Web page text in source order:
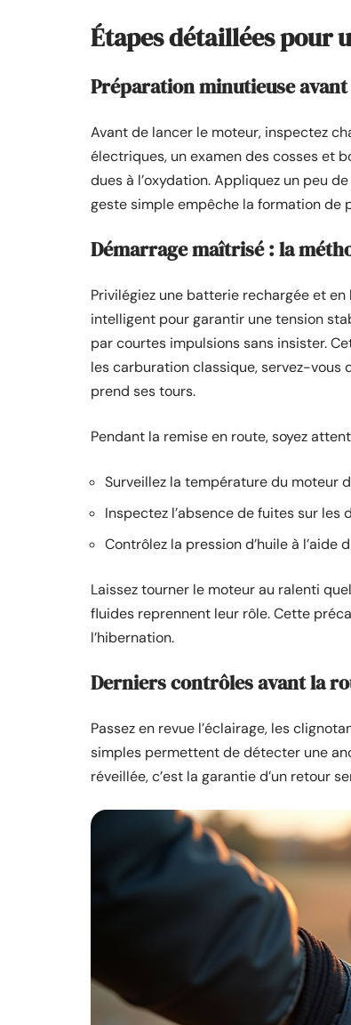
Étapes détaillées pour
Préparation minutieuse
Avant de lancer le moteur, inspectez
électriques, un examen des cosses et
dues à l’oxydation. Appliquez un peu
geste simple empêche la formation de
Démarrage maîtrisé : la
Privilégiez une batterie rechargée et
intelligent pour garantir une tension
par courtes impulsions sans insister.
les carburation classique, servez-
prend ses tours.
Pendant la remise en route, soyez
Surveillez la température du moteur
Inspectez l’absence de fuites sur
Contrôlez la pression d’huile à l’aide
Laissez tourner le moteur au ralenti
fluides reprennent leur rôle. Cette
l’hibernation.
Derniers contrôles avant la
Passez en revue l’éclairage, les
simples permettent de détecter une
réveillée, c’est la garantie d’un retour